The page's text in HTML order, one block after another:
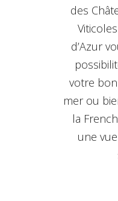
des
d’Azur
votre
mer ou
la
une